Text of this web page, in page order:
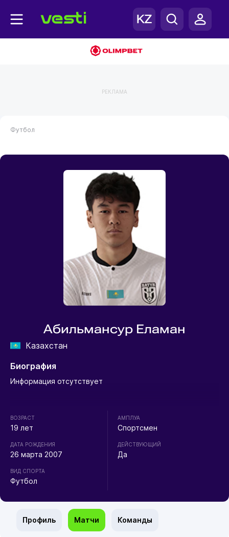
РЕКЛАМА
Футбол
Абильмансур Еламан
Казахстан
Биография
Информация отсутствует
ВОЗРАСТ
19 лет
ДАТА РОЖДЕНИЯ
26 марта 2007
ВИД СПОРТА
Футбол
АМПЛУА
Спортсмен
ДЕЙСТВУЮЩИЙ
Да
Профиль Матчи Команды